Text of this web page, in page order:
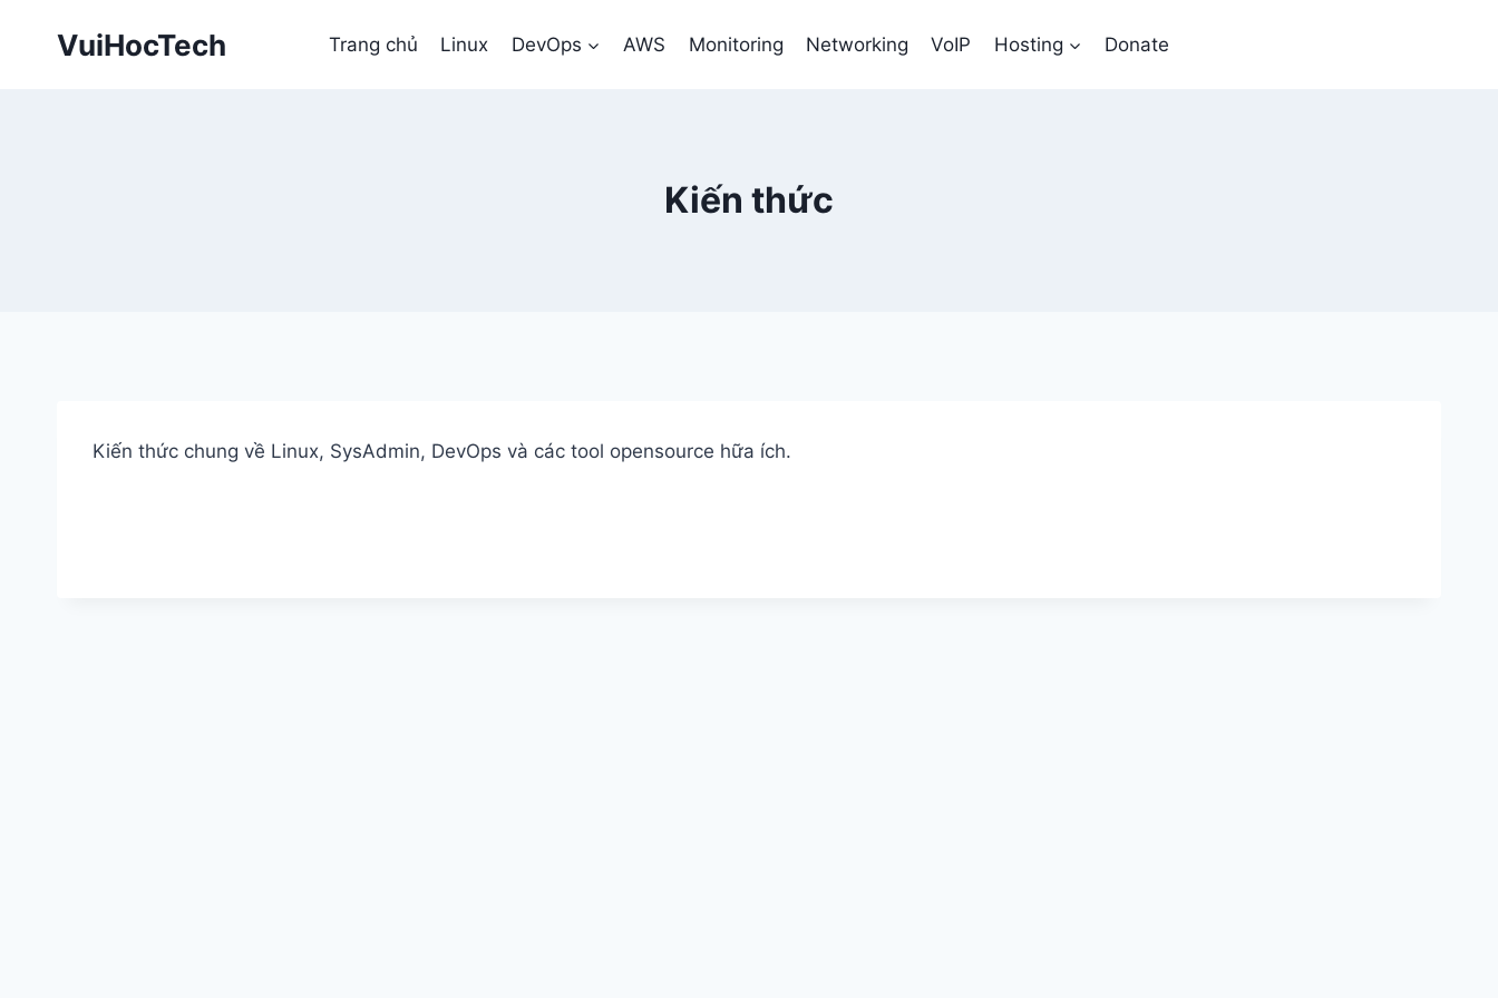
VuiHocTech Trang chủ Linux DevOps AWS Monitoring Networking VoIP Hosting Donate
Kiến thức
Kiến thức chung về Linux, SysAdmin, DevOps và các tool opensource hữa ích.